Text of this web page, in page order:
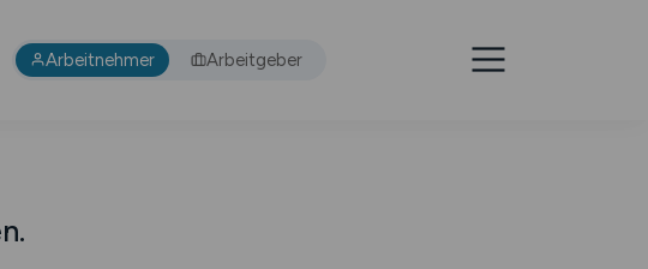
Arbeitnehmer Arbeitgeber